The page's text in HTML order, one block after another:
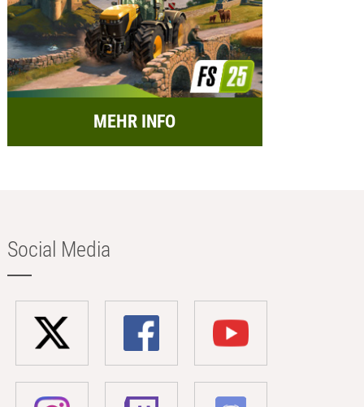
MEHR INFO
Social Media